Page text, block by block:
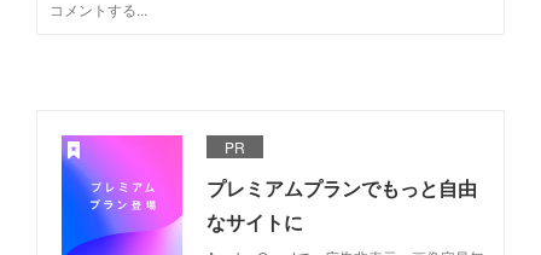
PR
プレミアムプランでもっと自由
なサイトに